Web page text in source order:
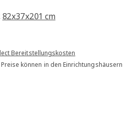
82x37x201 cm
Bereitstellungskosten
können in den Einrichtungshäusern
5 Sterne Alle Bewertungen: